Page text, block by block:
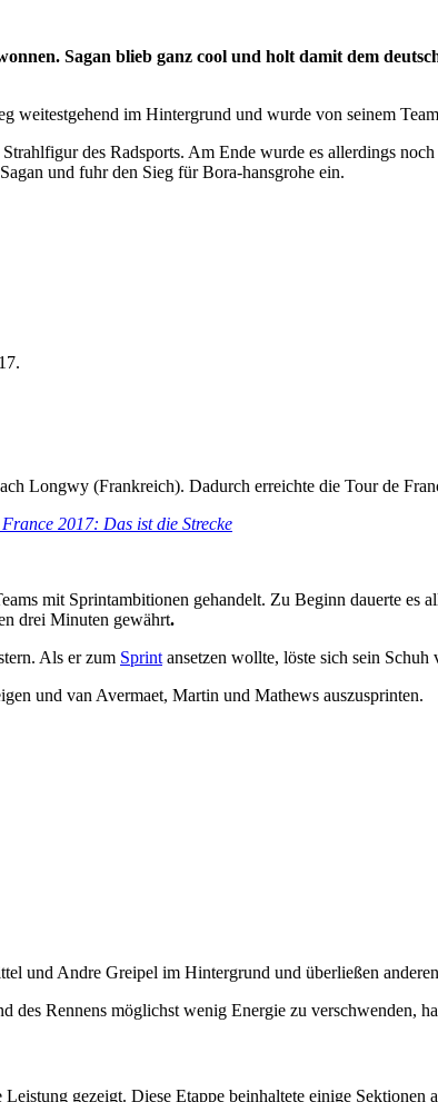
Sagan blieb ganz cool und holt damit dem
weitestgehend im Hintergrund und wurde von seinem
des Radsports. Am Ende wurde es allerdings
und fuhr den Sieg für Bora-hansgrohe ein.
Longwy (Frankreich). Dadurch erreichte die Tour de
2017: Das ist die Strecke
mit Sprintambitionen gehandelt. Zu Beginn dauerte es
drei Minuten gewährt.
Als er zum Sprintansetzen wollte, löste sich sein Schuh
und van Avermaet, Martin und Mathews auszusprinten.
und Andre Greipel im Hintergrund und überließen
des Rennens möglichst wenig Energie zu verschwenden,
gezeigt. Diese Etappe beinhaltete einige Sektionen